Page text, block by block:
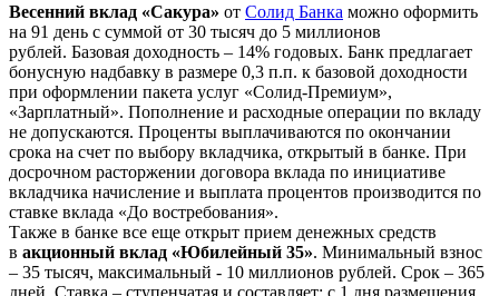
Весенний вклад «Сакура» от Солид Банка можно оформить
на 91 день с суммой от 30 тысяч до 5 миллионов
рублей. Базовая доходность – 14% годовых. Банк предлагает
бонусную надбавку в размере 0,3 п.п. к базовой доходности
при оформлении пакета услуг «Солид-Премиум»,
«Зарплатный». Пополнение и расходные операции по вкладу
не допускаются. Проценты выплачиваются по окончании
срока на счет по выбору вкладчика, открытый в банке. При
досрочном расторжении договора вклада по инициативе
вкладчика начисление и выплата процентов производится по
ставке вклада «До востребования».
Также в банке все еще открыт прием денежных средств
в акционный вклад «Юбилейный 35». Минимальный взнос
– 35 тысяч, максимальный - 10 миллионов рублей. Срок – 365
дней. Ставка – ступенчатая и составляет: с 1 дня размещения